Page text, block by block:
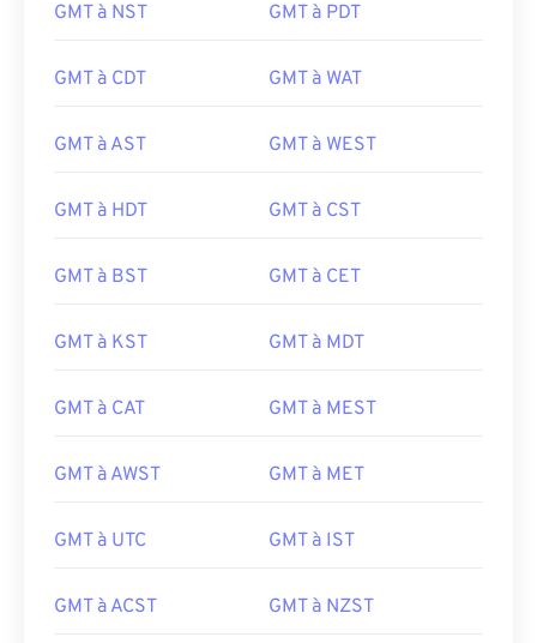
GMT à NST GMT à PDT
GMT à CDT GMT à WAT
GMT à AST GMT à WEST
GMT à HDT GMT à CST
GMT à BST GMT à CET
GMT à KST GMT à MDT
GMT à CAT GMT à MEST
GMT à AWST GMT à MET
GMT à UTC GMT à IST
GMT à ACST GMT à NZST